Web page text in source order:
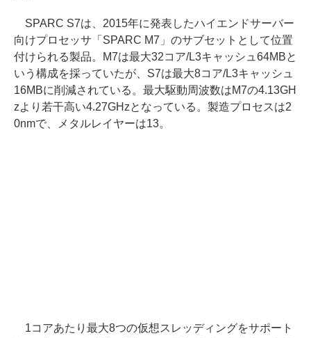
SPARC S7は、2015年に発表したハイエンドサーバー
向けプロセッサ「SPARC M7」のサブセットとして位置
付けられる製品。M7は最大32コア/L3キャッシュ64MBと
いう構成を採っていたが、S7は最大8コア/L3キャッシュ
16MBに削減されている。最大駆動周波数はM7の4.13GH
zより若干高い4.27GHzとなっている。製造プロセスは2
0nmで、メタルレイヤーは13。
1コアあたり最大8つの仮想スレッディングをサポート